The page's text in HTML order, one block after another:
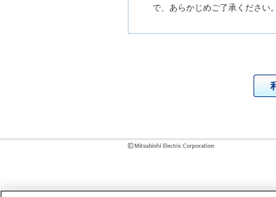
で、あらかじめご了承ください。
いまして、本サイトに公開さ
チェンジにより、異なる場合
各種説明書は、製品本体に同梱